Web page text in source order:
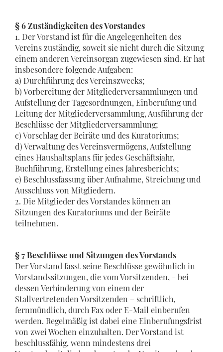
§ 6 Zuständigkeiten des Vorstandes
1. Der Vorstand ist für die Angelegenheiten des
Vereins zuständig, soweit sie nicht durch die Sitzung
einem anderen Vereinsorgan zugewiesen sind. Er hat
insbesondere folgende Aufgaben:
a) Durchführung des Vereinszwecks;
b) Vorbereitung der Mitgliederversammlungen und
Aufstellung der Tagesordnungen, Einberufung und
Leitung der Mitgliederversammlung, Ausführung der
Beschlüsse der Mitgliederversammlung;
c) Vorschlag der Beiräte und des Kuratoriums;
d) Verwaltung des Vereinsvermögens, Aufstellung
eines Haushaltsplans für jedes Geschäftsjahr,
Buchführung, Erstellung eines Jahresberichts;
e) Beschlussfassung über Aufnahme, Streichung und
Ausschluss von Mitgliedern.
2. Die Mitglieder des Vorstandes können an
Sitzungen des Kuratoriums und der Beiräte
teilnehmen.
§ 7 Beschlüsse und Sitzungen des Vorstands
Der Vorstand fasst seine Beschlüsse gewöhnlich in
Vorstandssitzungen, die vom Vorsitzenden, - bei
dessen Verhinderung von einem der
Stallvertretenden Vorsitzenden – schriftlich,
fernmündlich, durch Fax oder E-Mail einberufen
werden. Regelmäßig ist dabei eine Einberufungsfrist
von zwei Wochen einzuhalten. Der Vorstand ist
beschlussfähig, wenn mindestens drei